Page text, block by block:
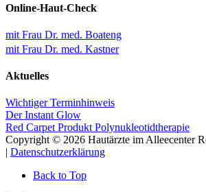
Online-Haut-Check
mit Frau Dr. med. Boateng
mit Frau Dr. med. Kastner
Aktuelles
Wichtiger Terminhinweis
Der Instant Glow
Red Carpet Produkt Polynukleotidtherapie
Copyright © 2026 Hautärzte im Alleecenter
Datenschutzerklärung
Back to Top